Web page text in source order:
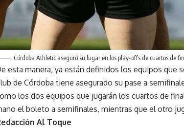
Córdoba Athletic aseguró su lugar en los play-offs de cuartos de
esta manera, ya están definidos los equipos que
de Córdoba tiene asegurado su pase a
los dos equipos que jugarán los cuartos de
el boleto a semifinales, mientras que el otro
Al Toque